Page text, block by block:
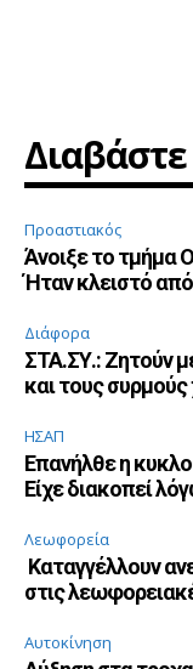
Προαστιακός
Άνοιξε το τμήμα
Ήταν κλειστό
Διάφορα
ΣΤΑ.ΣΥ.: Ζητούν
και τους
ΗΣΑΠ
Επανήλθε η
Είχε διακοπεί
Λεωφορεία
Καταγγέλλουν
στις
Αυτοκίνηση